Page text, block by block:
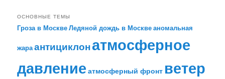
ОСНОВНЫЕ ТЕМЫ
Гроза в МосквеЛедяной дождь в Москвеаномальная
жараантициклонатмосферное
давление атмосферный фронт ветер